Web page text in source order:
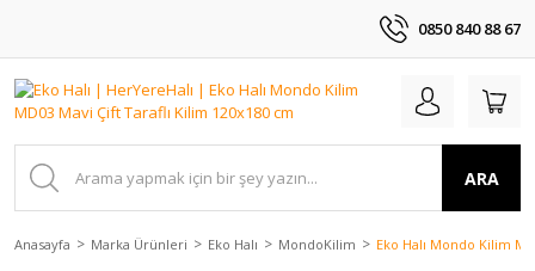
0850 840 88 67
ARA
Anasayfa Marka Ürünleri Eko Halı MondoKilim Eko Halı Mondo Kilim